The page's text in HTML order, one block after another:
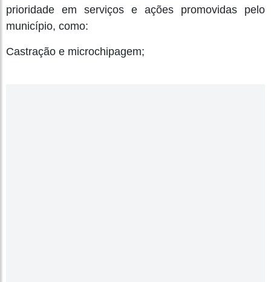
prioridade em serviços e ações promovidas pelo
município, como:
Castração e microchipagem;